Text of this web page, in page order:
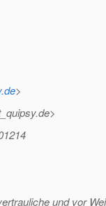
>
de>
und vor